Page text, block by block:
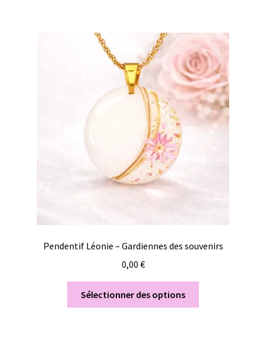
Pendentif Léonie – Gardiennes des souvenirs
0,00 €
Sélectionner des options